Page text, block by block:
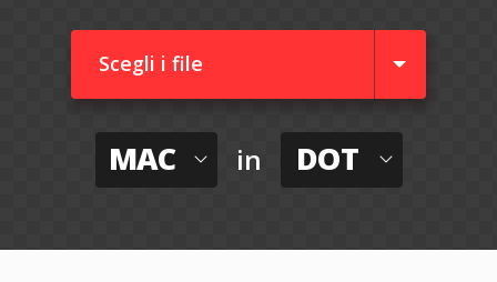
Scegli i file
MAC in DOT